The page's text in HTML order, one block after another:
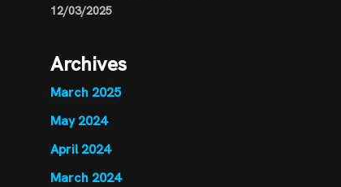
12/03/2025
Archives
March 2025
May 2024
April 2024
March 2024